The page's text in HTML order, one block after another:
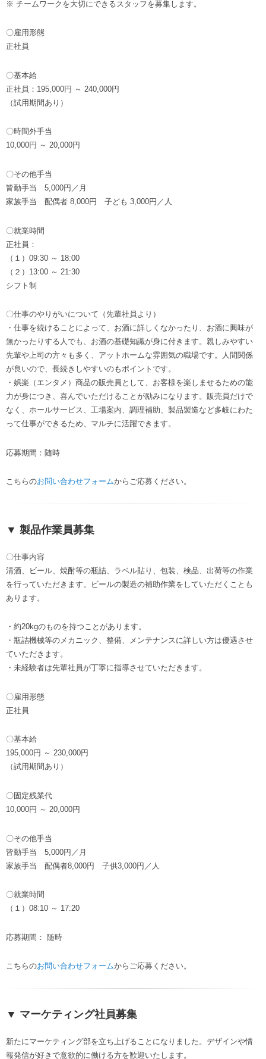
※ チームワークを大切にできるスタッフを募集します。
〇雇用形態
正社員
〇基本給
正社員：195,000円 ～ 240,000円
（試用期間あり）
〇時間外手当
10,000円 ～ 20,000円
〇その他手当
皆勤手当 5,000円／月
家族手当 配偶者 8,000円 子ども 3,000円／人
〇就業時間
正社員：
（１）09:30 ～ 18:00
（２）13:00 ～ 21:30
シフト制
〇仕事のやりがいについて（先輩社員より）
・仕事を続けることによって、お酒に詳しくなかったり、お酒に興味が
無かったりする人でも、お酒の基礎知識が身に付きます。親しみやすい
先輩や上司の方々も多く、アットホームな雰囲気の職場です。人間関係
が良いので、長続きしやすいのもポイントです。
・娯楽（エンタメ）商品の販売員として、お客様を楽しませるための能
力が身につき、喜んでいただけることが励みになります。販売員だけで
なく、ホールサービス、工場案内、調理補助、製品製造など多岐にわた
って仕事ができるため、マルチに活躍できます。
応募期間：随時
こちらのお問い合わせフォームからご応募ください。
▼ 製品作業員募集
〇仕事内容
清酒、ビール、焼酎等の瓶詰、ラベル貼り、包装、検品、出荷等の作業
を行っていただきます。ビールの製造の補助作業をしていただくことも
あります。
・約20kgのものを持つことがあります。
・瓶詰機械等のメカニック、整備、メンテナンスに詳しい方は優遇させ
ていただきます。
・未経験者は先輩社員が丁寧に指導させていただきます。
〇雇用形態
正社員
〇基本給
195,000円 ～ 230,000円
（試用期間あり）
〇固定残業代
10,000円 ～ 20,000円
〇その他手当
皆勤手当 5,000円／月
家族手当 配偶者8,000円 子供3,000円／人
〇就業時間
（１）08:10 ～ 17:20
応募期間： 随時
こちらのお問い合わせフォームからご応募ください。
▼ マーケティング社員募集
新たにマーケティング部を立ち上げることになりました。デザインや情
報発信が好きで意欲的に働ける方を歓迎いたします。